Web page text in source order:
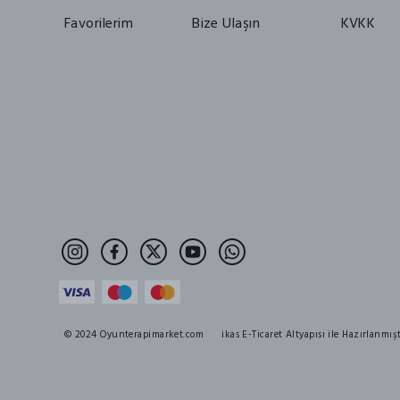
Favorilerim
Bize Ulaşın
KVKK
© 2024 Oyunterapimarket.com ikas E-Ticaret Altyapısı ile